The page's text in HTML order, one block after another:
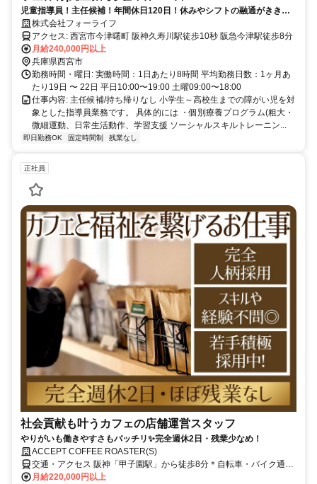
児童指導員！主任候補！年間休日120日！休みやシフトの融通がききや
すい⭐️株式会社フォーライフ
アクセス: 西宮市今津曙町 阪神久寿川駅徒歩10秒 阪急今津駅徒歩8分
月給240,000円以上
兵庫県西宮市
勤務時間・曜日: 実働時間：1日あたり8時間 平均勤務日数：1ヶ月あ
たり19日 〜 22日 平日10:00〜19:00 土曜09:00〜18:00
仕事内容: 主任候補/持ち帰りなし 小学生～高校生までの障がい児を対
象とした指導員業務です。 具体的には ・個別療養プログラム(粗大・
微細運動、日常生活動作、学習支援 ソーシャルスキルトレーニン...
即日勤務OK 固定時間制 残業なし
正社員
社会貢献も叶うカフェの店舗運営スタッフ
やりがいも働きやすさもバッチリ✨完全週休2日・残業少なめ！
ACCEPT COFFEE ROASTER(S)
交通・アクセス 阪神「甲子園駅」から徒歩8分＊自転車・バイク通勤
OK
月給220,000円以上